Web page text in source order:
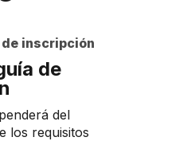
inscripción
de
del
los requisitos